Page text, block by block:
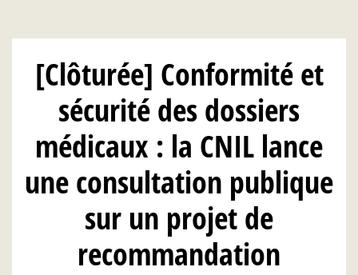
I
[Clôturée] Conformité et
sécurité des dossiers
médicaux : la CNIL lance
une consultation publique
sur un projet de
recommandation